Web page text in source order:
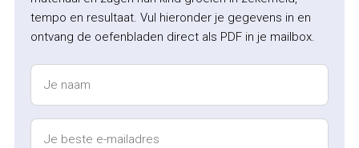
tempo en resultaat. Vul hieronder je gegevens in en
ontvang de oefenbladen direct als PDF in je mailbox.